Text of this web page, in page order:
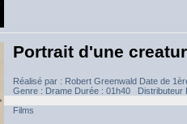
Portrait d'une
Réalisé par : Robert Greenwald Date de
Genre : Drame Durée : 01h40 Distributeur
Films